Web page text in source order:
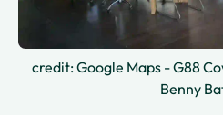
credit: Google Maps - G88
Benny